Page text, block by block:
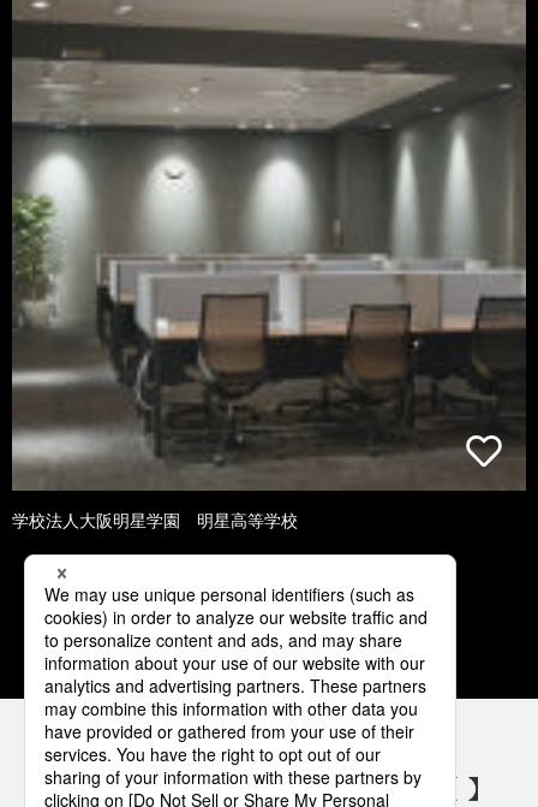
学校法人大阪明星学園 明星高等学校
1 2 3 4 5
パナソニックの電気設備 SNSアカウント